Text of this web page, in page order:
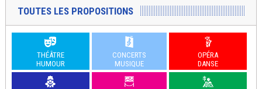
TOUTES LES PROPOSITIONS
THÉÂTRE
HUMOUR
CONCERTS
MUSIQUE
OPÉRA
DANSE